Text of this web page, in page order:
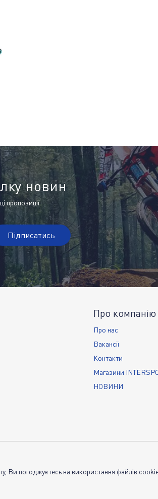
новин
пропозиції.
Підписатись
Про компанію
Про нас
Вакансії
Контакти
Магазини
НОВИНИ
Умови використання
Ви погоджуєтесь на використання файлів